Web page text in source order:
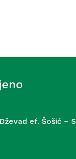
ef. Šošić –